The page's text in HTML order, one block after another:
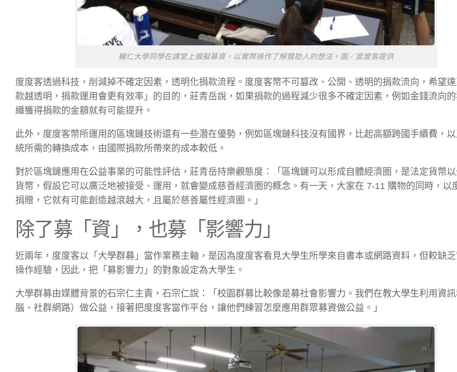
輔仁大學同學在課堂上模擬募資，以實際操作了解贊助人的想法。圖／度度客提供
度度客透過科技，削減掉不確定因素，透明化捐款流程。度度客幣不可篡改、公開、透明的捐款流向，希望
款越透明，捐款運用會更有效率」的目的，莊青岳說，如果捐款的過程減少很多不確定因素，例如金錢流向
織獲得捐款的金額就有可能提升。
此外，度度客幣所運用的區塊鏈技術還有一些潛在優勢，例如區塊鏈科技沒有國界，比起高額跨國手續費，
統所需的轉換成本，由國際捐款所帶來的成本較低。
對於區塊鏈應用在公益事業的可能性評估，莊青岳持樂觀態度：「區塊鏈可以形成自體經濟圈，是法定貨幣
貨幣，假設它可以廣泛地被接受、運用，就會變成慈善經濟圈的概念。有一天，大家在 7-11 購物的同時，以
捐贈，它就有可能創造越滾越大，且屬於慈善屬性經濟圈。」
除了募「資」，也募「影響力」
近兩年，度度客以「大學群募」當作業務主軸，是因為度度客看見大學生所學來自書本或網路資料，但較缺
操作經驗，因此，把「募影響力」的對象設定為大學生。
大學群募由媒體背景的石宗仁主責，石宗仁說：「校園群募比較像是募社會影響力。我們在教大學生利用資
腦、社群網路）做公益，接著把度度客當作平台，讓他們練習怎麼應用群眾募資做公益。」